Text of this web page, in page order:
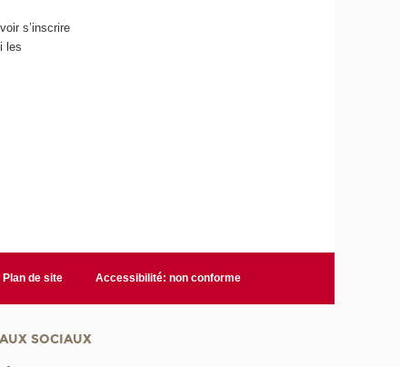
s’inscrire
les
Plan de site Accessibilité: non conforme
SOCIAUX